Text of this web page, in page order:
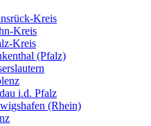
Kreis
Kreis
Kreis
(Pfalz)
i.d. Pfalz
(Rhein)